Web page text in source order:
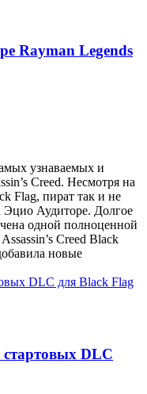
Rayman Legends
узнаваемых и
Creed. Несмотря на
Flag, пират так и не
Эцио Аудиторе. Долгое
одной полноценной
Creed Black
новые
DLC